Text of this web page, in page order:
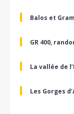
Balos et
GR 400,
La vallée de
Les Gorges